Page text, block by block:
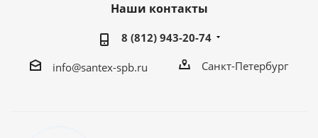
Наши контакты
8 (812) 943-20-74
info@santex-spb.ru Санкт-Петербург